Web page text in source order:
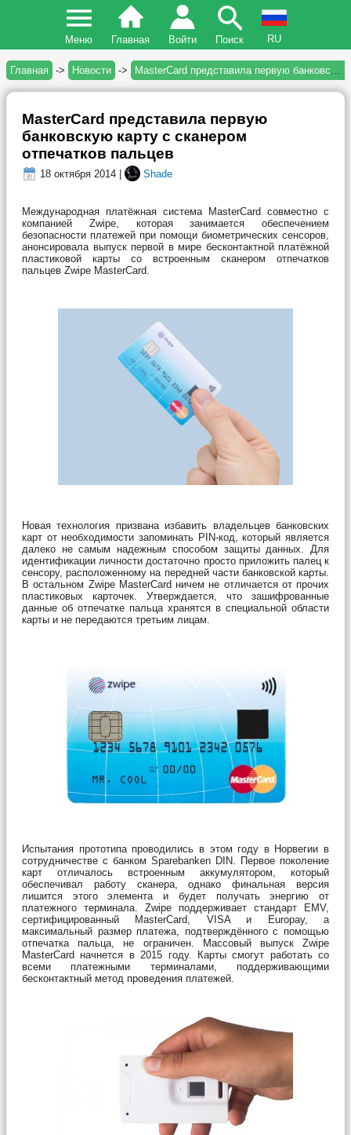
Меню Главная Войти Поиск RU
Главная -> Новости -> MasterCard представила первую банковскую карту с сканером отпечатков пальцев
MasterCard представила первую
банковскую карту с сканером
отпечатков пальцев
18 октября 2014 | Shade
Международная платёжная система MasterCard совместно с
компанией Zwipe, которая занимается обеспечением
безопасности платежей при помощи биометрических сенсоров,
анонсировала выпуск первой в мире бесконтактной платёжной
пластиковой карты со встроенным сканером отпечатков
пальцев Zwipe MasterCard.
Новая технология призвана избавить владельцев банковских
карт от необходимости запоминать PIN-код, который является
далеко не самым надежным способом защиты данных. Для
идентификации личности достаточно просто приложить палец к
сенсору, расположенному на передней части банковской карты.
В остальном Zwipe MasterCard ничем не отличается от прочих
пластиковых карточек. Утверждается, что зашифрованные
данные об отпечатке пальца хранятся в специальной области
карты и не передаются третьим лицам.
Испытания прототипа проводились в этом году в Норвегии в
сотрудничестве с банком Sparebanken DIN. Первое поколение
карт отличалось встроенным аккумулятором, который
обеспечивал работу сканера, однако финальная версия
лишится этого элемента и будет получать энергию от
платежного терминала. Zwipe поддерживает стандарт EMV,
сертифицированный MasterCard, VISA и Europay, а
максимальный размер платежа, подтверждённого с помощью
отпечатка пальца, не ограничен. Массовый выпуск Zwipe
MasterCard начнется в 2015 году. Карты смогут работать со
всеми платежными терминалами, поддерживающими
бесконтактный метод проведения платежей.